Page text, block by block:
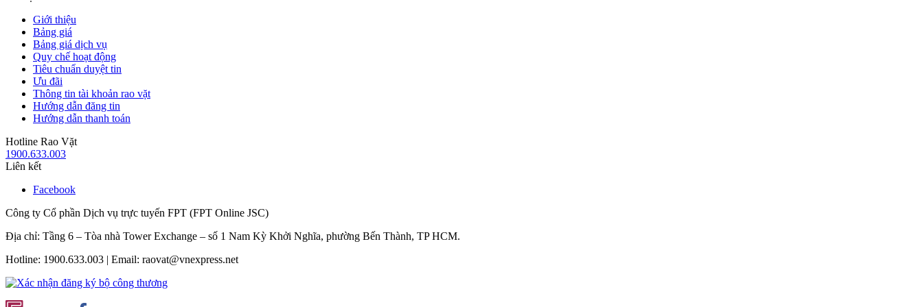
Giới thiệu
Bảng giá
Bảng giá dịch vụ
Quy chế hoạt động
Tiêu chuẩn duyệt tin
Ưu đãi
Thông tin tài khoản rao vặt
Hướng dẫn đăng tin
Hướng dẫn thanh toán
Hotline Rao Vặt
1900.633.003
Liên kết
Facebook
Công ty Cổ phần Dịch vụ trực tuyến FPT (FPT Online JSC)
Địa chỉ: Tầng 6 – Tòa nhà Tower Exchange – số 1 Nam Kỳ Khởi Nghĩa, phường Bến Thành, TP HCM.
Hotline: 1900.633.003 | Email: raovat@vnexpress.net